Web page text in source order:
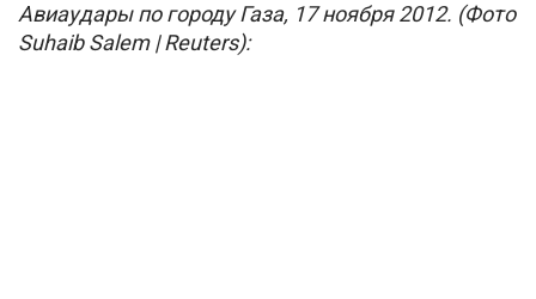
Авиаудары по городу Газа, 17 ноября 2012. (Фото
Suhaib Salem | Reuters):